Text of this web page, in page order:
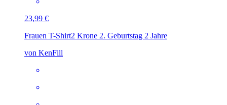
23,99 €
Frauen T-Shirt2 Krone 2. Geburtstag 2 Jahre
von KenFill